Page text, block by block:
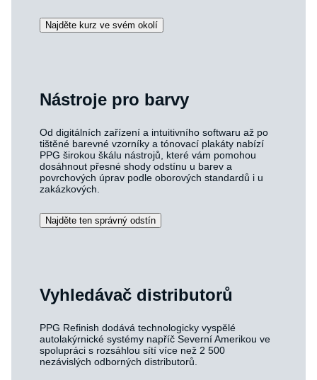
Najděte kurz ve svém okolí
Nástroje pro barvy
Od digitálních zařízení a intuitivního softwaru až po
tištěné barevné vzorníky a tónovací plakáty nabízí
PPG širokou škálu nástrojů, které vám pomohou
dosáhnout přesné shody odstínu u barev a
povrchových úprav podle oborových standardů i u
zakázkových.
Najděte ten správný odstín
Vyhledávač distributorů
PPG Refinish dodává technologicky vyspělé
autolakýrnické systémy napříč Severní Amerikou ve
spolupráci s rozsáhlou sítí více než 2 500
nezávislých odborných distributorů.